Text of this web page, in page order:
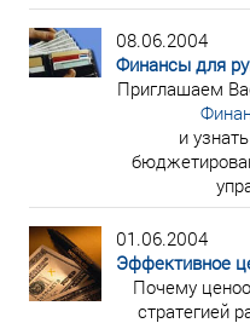
08.06.2004
Финансы для
Приглашаем
и
01.06.2004
Эффективное
Почему
стратегией